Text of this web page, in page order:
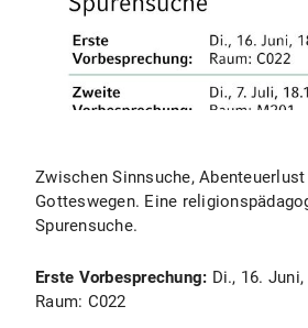
Zwischen Sinnsuche,
Gotteswegen. Eine
Spurensuche.
Erste Vorbesprechung: Di., 16.
Raum: C022